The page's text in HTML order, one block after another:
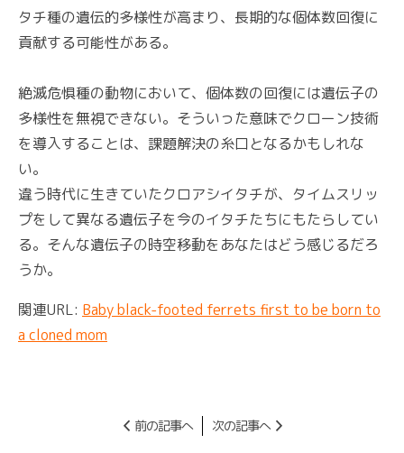
タチ種の遺伝的多様性が高まり、長期的な個体数回復に
貢献する可能性がある。
絶滅危惧種の動物において、個体数の回復には遺伝子の
多様性を無視できない。そういった意味でクローン技術
を導入することは、課題解決の糸口となるかもしれな
い。
違う時代に生きていたクロアシイタチが、タイムスリッ
プをして異なる遺伝子を今のイタチたちにもたらしてい
る。そんな遺伝子の時空移動をあなたはどう感じるだろ
うか。
関連URL: Baby black-footed ferrets first to be born to
a cloned mom
前の記事へ 次の記事へ